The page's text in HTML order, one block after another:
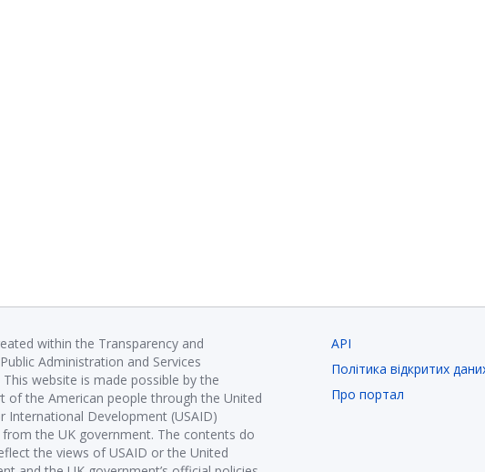
within the Transparency and
Administration and Services
This website is made possible by the
of the American people through the United
International Development (USAID)
from the UK government. The contents do
the views of USAID or the United
API
Політика відкритих
Про портал